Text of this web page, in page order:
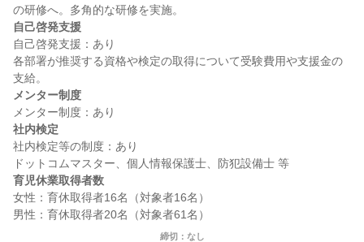
自己啓発支援
自己啓発支援：あり
各部署が推奨する資格や検定の取得について受験費用や支援金の
メンター制度
社内検定
社内検定等の制度：あり
育児休業取得者数
女性：育休取得者16名（対象者16名）
締切：なし